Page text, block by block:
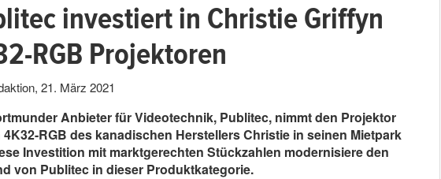
investiert in Christie Griffyn
RGB Projektoren
, 21. März 2021
Anbieter für Videotechnik, Publitec, nimmt den Projektor
RGB des kanadischen Herstellers Christie in seinen Mietpark
Investition mit marktgerechten Stückzahlen modernisiere den
von Publitec in dieser Produktkategorie.